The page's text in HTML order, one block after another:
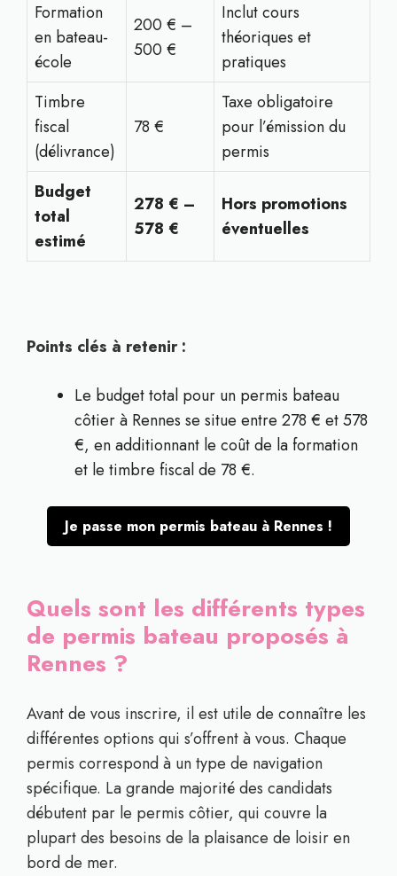
Formation
en bateau-
école
200 € –
500 €
Inclut cours
théoriques et
pratiques
Timbre
fiscal
(délivrance)
78 €
Taxe obligatoire
pour l’émission du
permis
Budget
total
estimé
278 € –
578 €
Hors promotions
éventuelles
Points clés à retenir :
Le budget total pour un permis bateau
côtier à Rennes se situe entre 278 € et 578
€, en additionnant le coût de la formation
et le timbre fiscal de 78 €.
Je passe mon permis bateau à Rennes !
Quels sont les différents types
de permis bateau proposés à
Rennes ?
Avant de vous inscrire, il est utile de connaître les
différentes options qui s’offrent à vous. Chaque
permis correspond à un type de navigation
spécifique. La grande majorité des candidats
débutent par le permis côtier, qui couvre la
plupart des besoins de la plaisance de loisir en
bord de mer.